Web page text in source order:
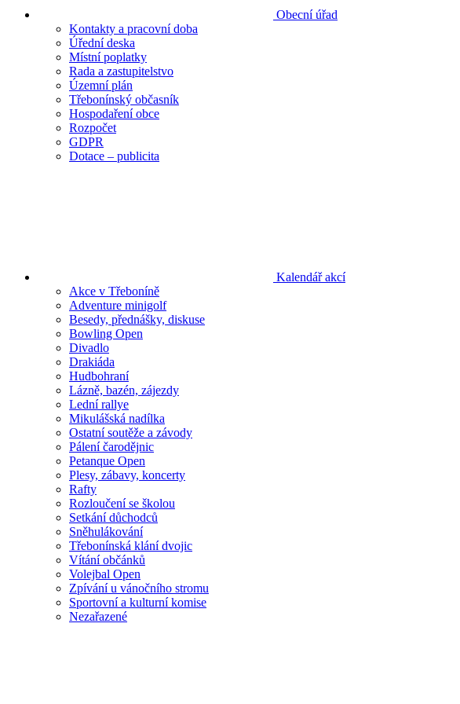
Obecní úřad
Kontakty a pracovní doba
Úřední deska
Místní poplatky
Rada a zastupitelstvo
Územní plán
Třebonínský občasník
Hospodaření obce
Rozpočet
GDPR
Dotace – publicita
Kalendář akcí
Akce v Třeboníně
Adventure minigolf
Besedy, přednášky, diskuse
Bowling Open
Divadlo
Drakiáda
Hudbohraní
Lázně, bazén, zájezdy
Lední rallye
Mikulášská nadílka
Ostatní soutěže a závody
Pálení čarodějnic
Petanque Open
Plesy, zábavy, koncerty
Rafty
Rozloučení se školou
Setkání důchodců
Sněhulákování
Třebonínská klání dvojic
Vítání občánků
Volejbal Open
Zpívání u vánočního stromu
Sportovní a kulturní komise
Nezařazené